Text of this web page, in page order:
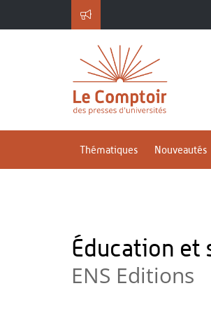
Thématiques Nouveautés
Éducation et
ENS Editions